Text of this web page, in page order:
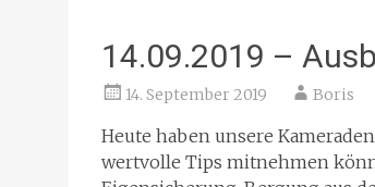
14.09.2019 –
14. September 2019 Boris
Heute haben unsere
wertvolle Tips mitnehmen